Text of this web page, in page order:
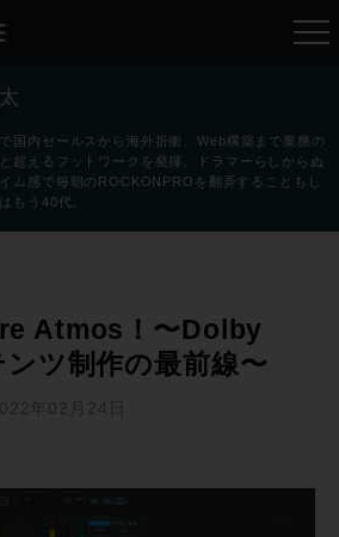
国内セールスから海外折衝、Web構築まで業務の
と超えるフットワークを発揮。ドラマーらしからぬ
ム感で毎朝のROCKONPROを翻弄することもし
もう40代。
Atmos！〜Dolby
ツ制作の最前線〜
年02月24日